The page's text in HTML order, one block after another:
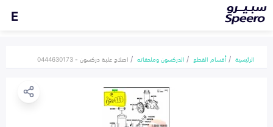
E
الرئيسية أقسام القطع الدركسون وملحقاته اصلاح علبة دركسون - 0444630173